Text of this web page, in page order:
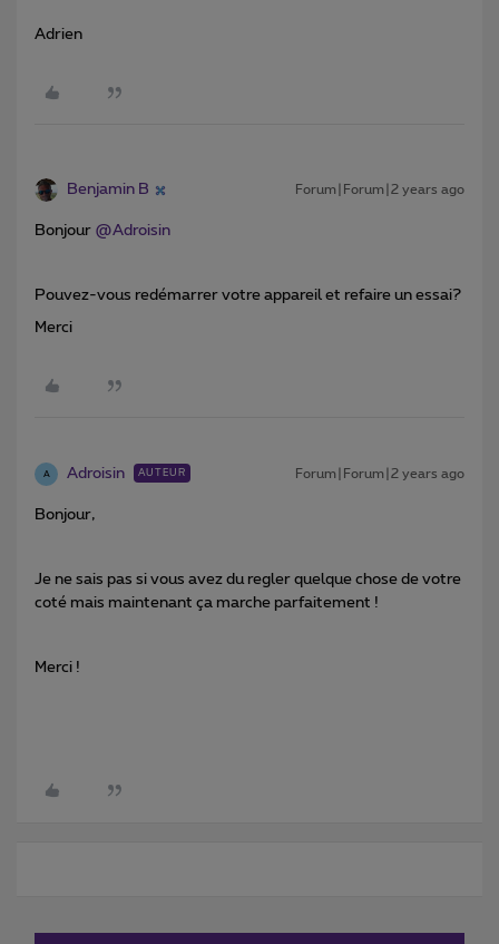
Adrien
Benjamin B Forum|Forum|2 years ago
Bonjour @Adroisin
Pouvez-vous redémarrer votre appareil et refaire un essai?
Merci
A Adroisin AUTEUR Forum|Forum|2 years ago
Bonjour,
Je ne sais pas si vous avez du regler quelque chose de votre
coté mais maintenant ça marche parfaitement !
Merci !